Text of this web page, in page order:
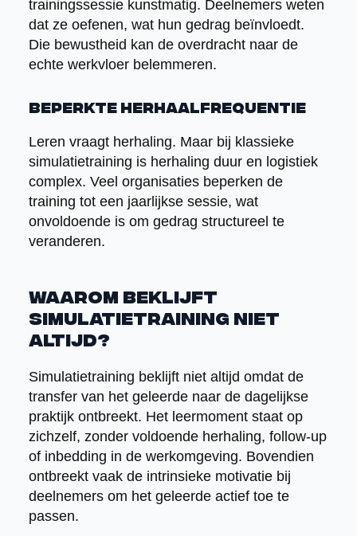
trainingssessie kunstmatig. Deelnemers weten
dat ze oefenen, wat hun gedrag beïnvloedt.
Die bewustheid kan de overdracht naar de
echte werkvloer belemmeren.
Beperkte herhaalfrequentie
Leren vraagt herhaling. Maar bij klassieke
simulatietraining is herhaling duur en logistiek
complex. Veel organisaties beperken de
training tot een jaarlijkse sessie, wat
onvoldoende is om gedrag structureel te
veranderen.
Waarom beklijft
simulatietraining niet
altijd?
Simulatietraining beklijft niet altijd omdat de
transfer van het geleerde naar de dagelijkse
praktijk ontbreekt. Het leermoment staat op
zichzelf, zonder voldoende herhaling, follow-up
of inbedding in de werkomgeving. Bovendien
ontbreekt vaak de intrinsieke motivatie bij
deelnemers om het geleerde actief toe te
passen.